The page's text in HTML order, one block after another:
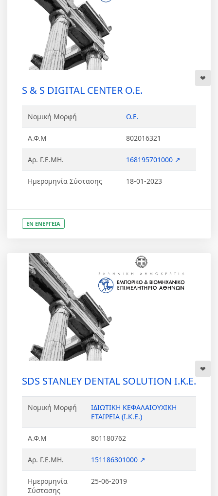
S & S DIGITAL CENTER Ο.Ε.
Νομική Μορφή Ο.Ε.
Α.Φ.Μ 802016321
Αρ. Γ.Ε.ΜΗ. 168195701000 ↗
Ημερομηνία Σύστασης 18-01-2023
ΕΝ ΕΝΕΡΓΕΙΑ
SDS STANLEY DENTAL SOLUTION Ι.Κ.Ε.
Νομική Μορφή
ΙΔΙΩΤΙΚΗ ΚΕΦΑΛΑΙΟΥΧΙΚΗ
ΕΤΑΙΡΕΙΑ (Ι.Κ.Ε.)
Α.Φ.Μ 801180762
Αρ. Γ.Ε.ΜΗ. 151186301000 ↗
Ημερομηνία
Σύστασης
25-06-2019